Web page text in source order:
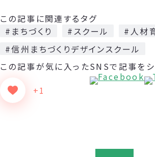
この記事に関連するタグ
#まちづくり
#スクール
#人材
#信州まちづくりデザインスクール
この記事が気に入った
+1
SNSで記事をシ